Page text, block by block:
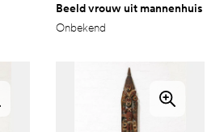
Beeld vrouw uit mannenhuis
Onbekend